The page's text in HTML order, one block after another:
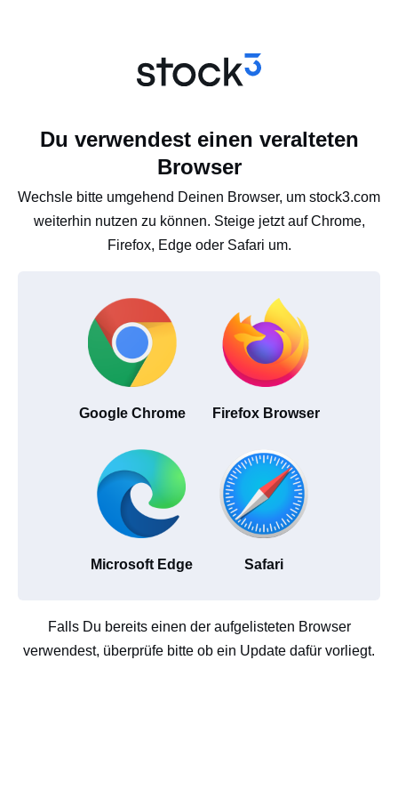
Du verwendest einen veralteten
Browser
Wechsle bitte umgehend Deinen Browser, um stock3.com
weiterhin nutzen zu können. Steige jetzt auf Chrome,
Firefox, Edge oder Safari um.
Google Chrome Firefox Browser
Microsoft Edge Safari
Falls Du bereits einen der aufgelisteten Browser
verwendest, überprüfe bitte ob ein Update dafür vorliegt.